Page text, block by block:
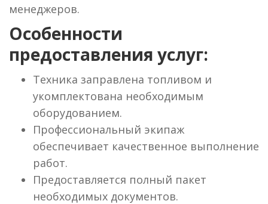
менеджеров.
Особенности
предоставления услуг:
Техника заправлена топливом и
укомплектована необходимым
оборудованием.
Профессиональный экипаж
обеспечивает качественное выполнение
работ.
Предоставляется полный пакет
необходимых документов.